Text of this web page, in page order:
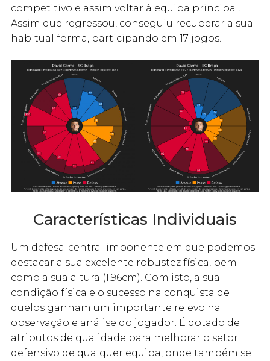
competitivo e assim voltar à equipa principal.
Assim que regressou, conseguiu recuperar a sua
habitual forma, participando em 17 jogos.
Características Individuais
Um defesa-central imponente em que podemos
destacar a sua excelente robustez física, bem
como a sua altura (1,96cm). Com isto, a sua
condição física e o sucesso na conquista de
duelos ganham um importante relevo na
observação e análise do jogador. É dotado de
atributos de qualidade para melhorar o setor
defensivo de qualquer equipa, onde também se